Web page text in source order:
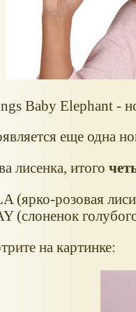
Baby Elephant -
еще одна
лисенка, итого
(ярко-розовая
(слоненок
на картинке: